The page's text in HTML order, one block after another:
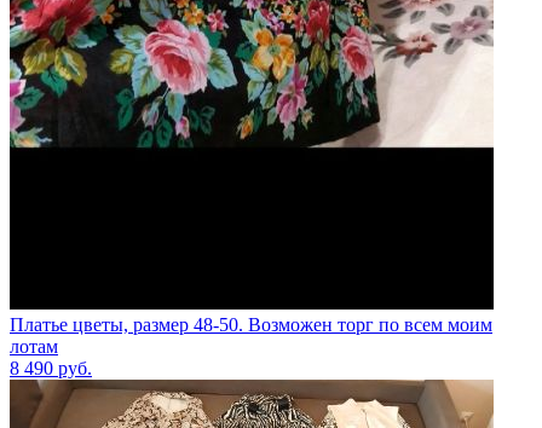
Платье цветы, размер 48-50. Возможен торг по всем моим
лотам
8 490 руб.